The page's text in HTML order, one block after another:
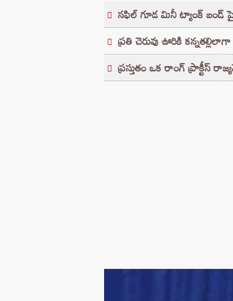
సఫిల్ గూడ మినీ ట్యాంక్
ప్రతి చెరువు ఊరికి
ప్రస్తుతం ఒక రాంగ్ ప్రాక్టీస్